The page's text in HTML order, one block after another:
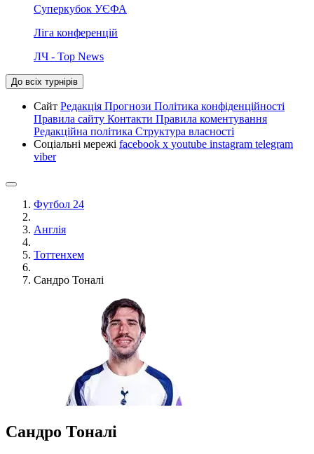
Суперкубок УЄФА
Ліга конференцій
ЛЧ - Top News
До всіх турнірів
Сайт Редакція Прогнози Політика конфіденційності
Правила сайту Контакти Правила коментування
Редакційна політика Структура власності
Соціальні мережі facebook x youtube instagram telegram
viber
Футбол 24
Англія
Тоттенхем
Сандро Тоналі
Сандро Тоналі